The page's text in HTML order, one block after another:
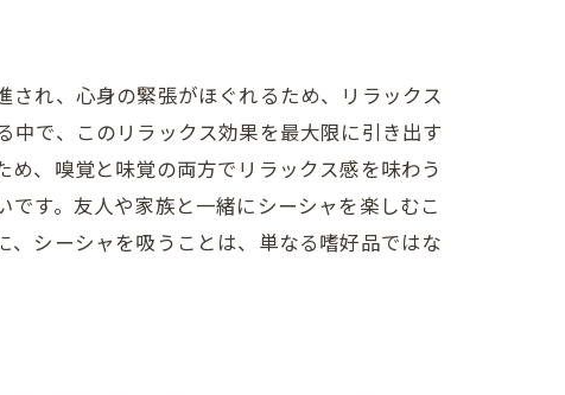
れ、心身の緊張がほぐれるため、リラックス
中で、このリラックス効果を最大限に引き出す
、嗅覚と味覚の両方でリラックス感を味わう
す。友人や家族と一緒にシーシャを楽しむこ
シーシャを吸うことは、単なる嗜好品ではな